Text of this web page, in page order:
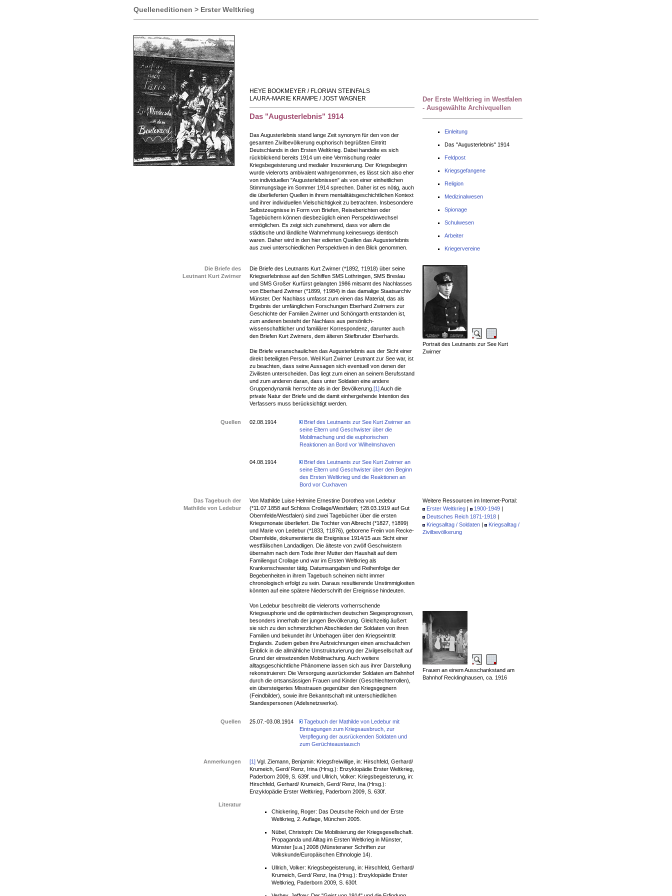
Quelleneditionen > Erster Weltkrieg
HEYE BOOKMEYER / FLORIAN STEINFALS
LAURA-MARIE KRAMPE / JOST WAGNER
Das "Augusterlebnis" 1914
Das Augusterlebnis stand lange Zeit synonym für den von der
gesamten Zivilbevölkerung euphorisch begrüßten Eintritt
Deutschlands in den Ersten Weltkrieg. Dabei handelte es sich
rückblickend bereits 1914 um eine Vermischung realer
Kriegsbegeisterung und medialer Inszenierung. Der Kriegsbeginn
wurde vielerorts ambivalent wahrgenommen, es lässt sich also eher
von individuellen "Augusterlebnissen" als von einer einheitlichen
Stimmungslage im Sommer 1914 sprechen. Daher ist es nötig, auch
die überlieferten Quellen in ihrem mentalitätsgeschichtlichen Kontext
und ihrer individuellen Vielschichtigkeit zu betrachten. Insbesondere
Selbstzeugnisse in Form von Briefen, Reiseberichten oder
Tagebüchern können diesbezüglich einen Perspektivwechsel
ermöglichen. Es zeigt sich zunehmend, dass vor allem die
städtische und ländliche Wahrnehmung keineswegs identisch
waren. Daher wird in den hier edierten Quellen das Augusterlebnis
aus zwei unterschiedlichen Perspektiven in den Blick genommen.
Der Erste Weltkrieg in Westfalen
- Ausgewählte Archivquellen
Einleitung
Das "Augusterlebnis" 1914
Feldpost
Kriegsgefangene
Religion
Medizinalwesen
Spionage
Schulwesen
Arbeiter
Kriegervereine
Die Briefe des
Leutnant Kurt Zwirner
Die Briefe des Leutnants Kurt Zwirner (*1892, †1918) über seine
Kriegserlebnisse auf den Schiffen SMS Lothringen, SMS Breslau
und SMS Großer Kurfürst gelangten 1986 mitsamt des Nachlasses
von Eberhard Zwirner (*1899, †1984) in das damalige Staatsarchiv
Münster. Der Nachlass umfasst zum einen das Material, das als
Ergebnis der umfänglichen Forschungen Eberhard Zwirners zur
Geschichte der Familien Zwirner und Schöngarth entstanden ist,
zum anderen besteht der Nachlass aus persönlich-
wissenschaftlicher und familiärer Korrespondenz, darunter auch
den Briefen Kurt Zwirners, dem älteren Stiefbruder Eberhards.
Die Briefe veranschaulichen das Augusterlebnis aus der Sicht einer
direkt beteiligten Person. Weil Kurt Zwirner Leutnant zur See war, ist
zu beachten, dass seine Aussagen sich eventuell von denen der
Zivilisten unterscheiden. Das liegt zum einen an seinem Berufsstand
und zum anderen daran, dass unter Soldaten eine andere
Gruppendynamik herrschte als in der Bevölkerung. [1]Auch die
private Natur der Briefe und die damit einhergehende Intention des
Verfassers muss berücksichtigt werden.
Portrait des Leutnants zur See Kurt
Zwirner
Quellen 02.08.1914
Brief des Leutnants zur See Kurt Zwirner an
seine Eltern und Geschwister über die
Mobilmachung und die euphorischen
Reaktionen an Bord vor Wilhelmshaven
04.08.1914
Brief des Leutnants zur See Kurt Zwirner an
seine Eltern und Geschwister über den Beginn
des Ersten Weltkrieg und die Reaktionen an
Bord vor Cuxhaven
Das Tagebuch der
Mathilde von Ledebur
Von Mathilde Luise Helmine Ernestine Dorothea von Ledebur
(*11.07.1858 auf Schloss Crollage/Westfalen; †28.03.1919 auf Gut
Obernfelde/Westfalen) sind zwei Tagebücher über die ersten
Kriegsmonate überliefert. Die Tochter von Albrecht (*1827, †1899)
und Marie von Ledebur (*1833, †1876), geborene Freiin von Recke-
Obernfelde, dokumentierte die Ereignisse 1914/15 aus Sicht einer
westfälischen Landadligen. Die älteste von zwölf Geschwistern
übernahm nach dem Tode ihrer Mutter den Haushalt auf dem
Familiengut Crollage und war im Ersten Weltkrieg als
Krankenschwester tätig. Datumsangaben und Reihenfolge der
Begebenheiten in ihrem Tagebuch scheinen nicht immer
chronologisch erfolgt zu sein. Daraus resultierende Unstimmigkeiten
könnten auf eine spätere Niederschrift der Ereignisse hindeuten.
Von Ledebur beschreibt die vielerorts vorherrschende
Kriegseuphorie und die optimistischen deutschen Siegesprognosen,
besonders innerhalb der jungen Bevölkerung. Gleichzeitig äußert
sie sich zu den schmerzlichen Abschieden der Soldaten von ihren
Familien und bekundet ihr Unbehagen über den Kriegseintritt
Englands. Zudem geben ihre Aufzeichnungen einen anschaulichen
Einblick in die allmähliche Umstrukturierung der Zivilgesellschaft auf
Grund der einsetzenden Mobilmachung. Auch weitere
alltagsgeschichtliche Phänomene lassen sich aus ihrer Darstellung
rekonstruieren: Die Versorgung ausrückender Soldaten am Bahnhof
durch die ortsansässigen Frauen und Kinder (Geschlechterrollen),
ein übersteigertes Misstrauen gegenüber den Kriegsgegnern
(Feindbilder), sowie ihre Bekanntschaft mit unterschiedlichen
Standespersonen (Adelsnetzwerke).
Weitere Ressourcen im Internet-Portal:
Erster Weltkrieg | 1900-1949 |
Deutsches Reich 1871-1918 |
Kriegsalltag / Soldaten |
Kriegsalltag /
Zivilbevölkerung
Frauen an einem Ausschankstand am
Bahnhof Recklinghausen, ca. 1916
Quellen 25.07.-03.08.1914
Tagebuch der Mathilde von Ledebur mit
Eintragungen zum Kriegsausbruch, zur
Verpflegung der ausrückenden Soldaten und
zum Gerüchteaustausch
Anmerkungen [1] Vgl. Ziemann, Benjamin: Kriegsfreiwillige, in: Hirschfeld, Gerhard/
Krumeich, Gerd/ Renz, Irina (Hrsg.): Enzyklopädie Erster Weltkrieg,
Paderborn 2009, S. 639f. und Ullrich, Volker: Kriegsbegeisterung, in:
Hirschfeld, Gerhard/ Krumeich, Gerd/ Renz, Ina (Hrsg.):
Enzyklopädie Erster Weltkrieg, Paderborn 2009, S. 630f.
Literatur
Chickering, Roger: Das Deutsche Reich und der Erste
Weltkrieg, 2. Auflage, München 2005.
Nübel, Christoph: Die Mobilisierung der Kriegsgesellschaft.
Propaganda und Alltag im Ersten Weltkrieg in Münster,
Münster [u.a.] 2008 (Münsteraner Schriften zur
Volkskunde/Europäischen Ethnologie 14).
Ullrich, Volker: Kriegsbegeisterung, in: Hirschfeld, Gerhard/
Krumeich, Gerd/ Renz, Ina (Hrsg.): Enzyklopädie Erster
Weltkrieg, Paderborn 2009, S. 630f.